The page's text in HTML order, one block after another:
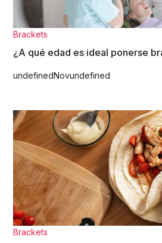
Brackets
¿A qué edad es ideal ponerse
undefinedNovundefined
Brackets